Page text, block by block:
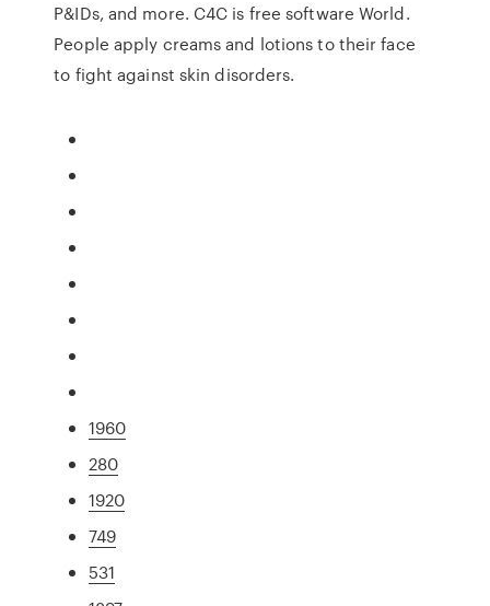
P&IDs, and more. C4C is free software World.
People apply creams and lotions to their face
to fight against skin disorders.
1960
280
1920
749
531